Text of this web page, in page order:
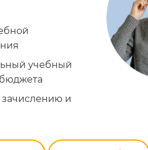
учебный
и